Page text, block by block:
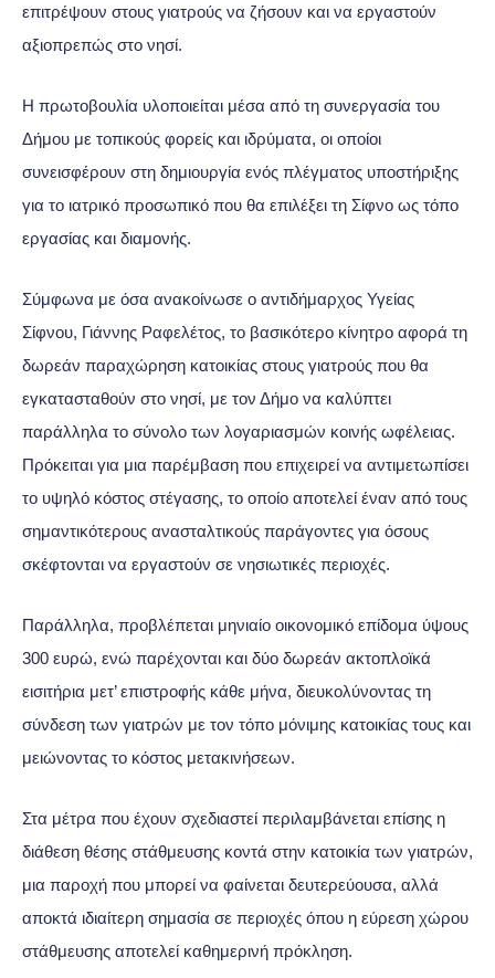
επιτρέψουν στους γιατρούς να ζήσουν και να εργαστούν
αξιοπρεπώς στο νησί.
Η πρωτοβουλία υλοποιείται μέσα από τη συνεργασία του
Δήμου με τοπικούς φορείς και ιδρύματα, οι οποίοι
συνεισφέρουν στη δημιουργία ενός πλέγματος υποστήριξης
για το ιατρικό προσωπικό που θα επιλέξει τη Σίφνο ως τόπο
εργασίας και διαμονής.
Σύμφωνα με όσα ανακοίνωσε ο αντιδήμαρχος Υγείας
Σίφνου, Γιάννης Ραφελέτος, το βασικότερο κίνητρο αφορά τη
δωρεάν παραχώρηση κατοικίας στους γιατρούς που θα
εγκατασταθούν στο νησί, με τον Δήμο να καλύπτει
παράλληλα το σύνολο των λογαριασμών κοινής ωφέλειας.
Πρόκειται για μια παρέμβαση που επιχειρεί να αντιμετωπίσει
το υψηλό κόστος στέγασης, το οποίο αποτελεί έναν από τους
σημαντικότερους ανασταλτικούς παράγοντες για όσους
σκέφτονται να εργαστούν σε νησιωτικές περιοχές.
Παράλληλα, προβλέπεται μηνιαίο οικονομικό επίδομα ύψους
300 ευρώ, ενώ παρέχονται και δύο δωρεάν ακτοπλοϊκά
εισιτήρια μετ’ επιστροφής κάθε μήνα, διευκολύνοντας τη
σύνδεση των γιατρών με τον τόπο μόνιμης κατοικίας τους και
μειώνοντας το κόστος μετακινήσεων.
Στα μέτρα που έχουν σχεδιαστεί περιλαμβάνεται επίσης η
διάθεση θέσης στάθμευσης κοντά στην κατοικία των γιατρών,
μια παροχή που μπορεί να φαίνεται δευτερεύουσα, αλλά
αποκτά ιδιαίτερη σημασία σε περιοχές όπου η εύρεση χώρου
στάθμευσης αποτελεί καθημερινή πρόκληση.